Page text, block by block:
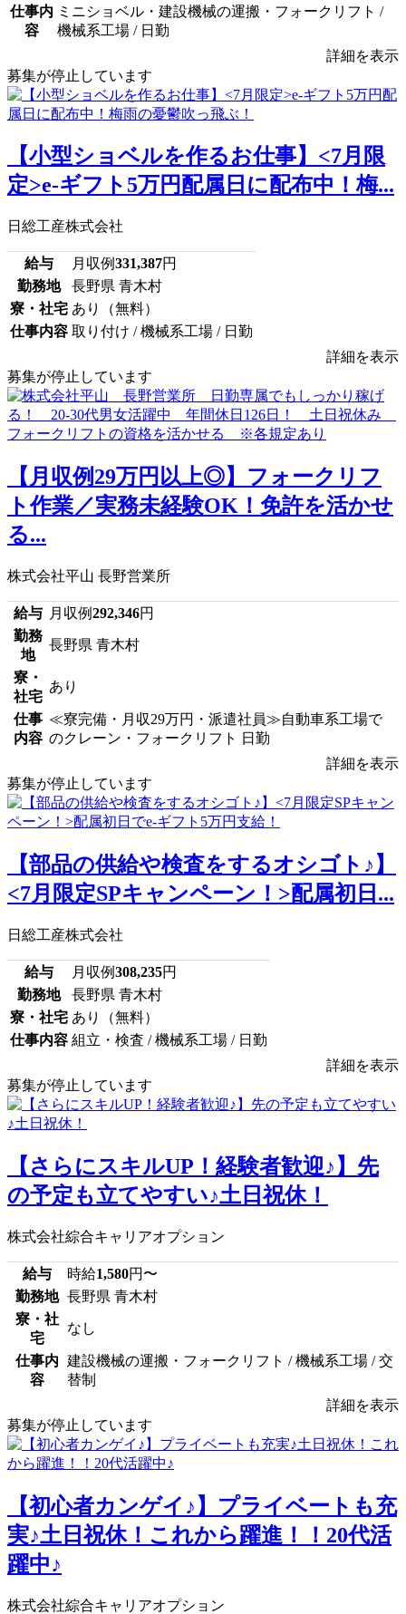
仕事内
容
ミニショベル・建設機械の運搬・フォークリフト /
機械系工場 / 日勤
詳細を表示
募集が停止しています
【小型ショベルを作るお仕事】<7月限
定>e-ギフト5万円配属日に配布中！梅...
日総工産株式会社
給与 月収例331,387円
勤務地
長野県 青木村
寮・社宅 あり（無料）
仕事内容 取り付け / 機械系工場 / 日勤
詳細を表示
募集が停止しています
【月収例29万円以上◎】フォークリフ
ト作業／実務未経験OK！免許を活かせ
る...
株式会社平山 長野営業所
給与 月収例292,346円
勤務
地
長野県 青木村
寮・
社宅
あり
仕事
内容
≪寮完備・月収29万円・派遣社員≫自動車系工場で
のクレーン・フォークリフト 日勤
詳細を表示
募集が停止しています
【部品の供給や検査をするオシゴト♪】
<7月限定SPキャンペーン！>配属初日...
日総工産株式会社
給与 月収例308,235円
勤務地
長野県 青木村
寮・社宅 あり（無料）
仕事内容 組立・検査 / 機械系工場 / 日勤
詳細を表示
募集が停止しています
【さらにスキルUP！経験者歓迎♪】先
の予定も立てやすい♪土日祝休！
株式会社綜合キャリアオプション
給与 時給1,580円〜
勤務地 長野県 青木村
寮・社
宅
なし
仕事内
容
建設機械の運搬・フォークリフト / 機械系工場 / 交
替制
詳細を表示
募集が停止しています
【初心者カンゲイ♪】プライベートも充
実♪土日祝休！これから躍進！！20代活
躍中♪
株式会社綜合キャリアオプション